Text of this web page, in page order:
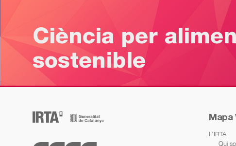
Ciència per
sostenible
Mapa
L’IRTA
Qui